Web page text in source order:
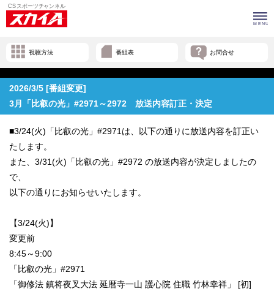
視聴方法 番組表 お問合せ
2026/3/5 [番組変更]
3月「比叡の光」#2971～2972 放送内容訂正・決定
■3/24(火)「比叡の光」#2971は、以下の通りに放送内容を訂正い
たします。
また、3/31(火)「比叡の光」#2972 の放送内容が決定しましたの
で、
以下の通りにお知らせいたします。
【3/24(火)】
変更前
8:45～9:00
「比叡の光」#2971
「御修法 鎮将夜叉大法 延暦寺一山 護心院 住職 竹林幸祥 」 [初]